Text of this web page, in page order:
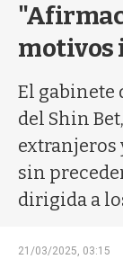
motivos
El gabinete
del Shin
extranjeros
sin
dirigida a
21/03/2025, 03:15